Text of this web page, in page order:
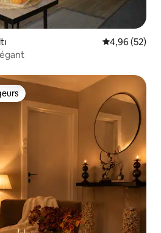
Note
4,96 (52)
parmi les plus aimés